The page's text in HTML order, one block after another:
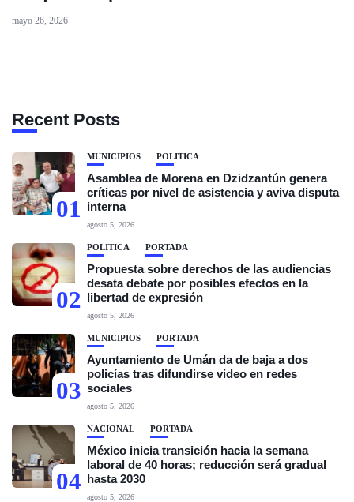
mayo 26, 2026
Recent Posts
01
MUNICIPIOS POLÍTICA
Asamblea de Morena en Dzidzantún genera
críticas por nivel de asistencia y aviva disputa
interna
agosto 5, 2026
02
POLÍTICA PORTADA
Propuesta sobre derechos de las audiencias
desata debate por posibles efectos en la
libertad de expresión
agosto 5, 2026
03
MUNICIPIOS PORTADA
Ayuntamiento de Umán da de baja a dos
policías tras difundirse video en redes
sociales
agosto 5, 2026
04
NACIONAL PORTADA
México inicia transición hacia la semana
laboral de 40 horas; reducción será gradual
hasta 2030
agosto 5, 2026